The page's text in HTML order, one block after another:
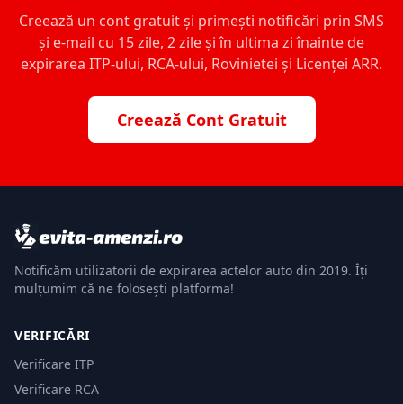
Creează un cont gratuit și primești notificări prin SMS
și e-mail cu 15 zile, 2 zile și în ultima zi înainte de
expirarea ITP-ului, RCA-ului, Rovinietei și Licenței ARR.
Creează Cont Gratuit
Notificăm utilizatorii de expirarea actelor auto din 2019. Îți
mulțumim că ne folosești platforma!
VERIFICĂRI
Verificare ITP
Verificare RCA